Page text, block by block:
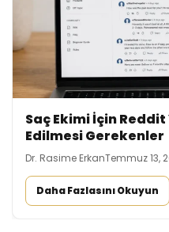
Saç Ekimi İçin
Edilmesi Gerekenler
Dr. Rasime ErkanTemmuz 13,
Daha Fazlasını Okuyun